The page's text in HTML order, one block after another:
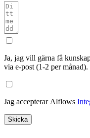
Ja, jag vill gärna få
via e-post (1-2 per månad).
Jag accepterar Alflows
Skicka